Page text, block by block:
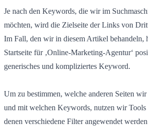
Je nach den Keywords, die wir im
möchten, wird die Zielseite der Links von
Im Fall, den wir in diesem Artikel behandeln,
Startseite für ‚Online-Marketing-Agentur‘
generisches und kompliziertes Keyword.
Um zu bestimmen, welche anderen Seiten
und mit welchen Keywords, nutzen wir Tools
denen verschiedene Filter angewendet